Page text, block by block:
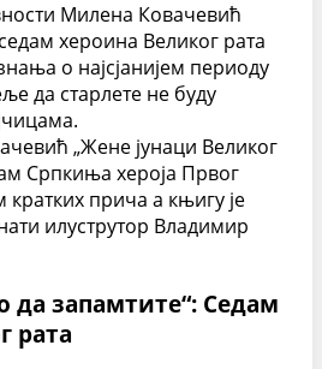
Милена Ковачевић
хероина Великог рата
о најсјанијем периоду
да старлете не буду
„Жене јунаци Великог
Српкиња хероја Првог
кратких прича а књигу је
илуструтор Владимир
да запамтите“: Седам
рата